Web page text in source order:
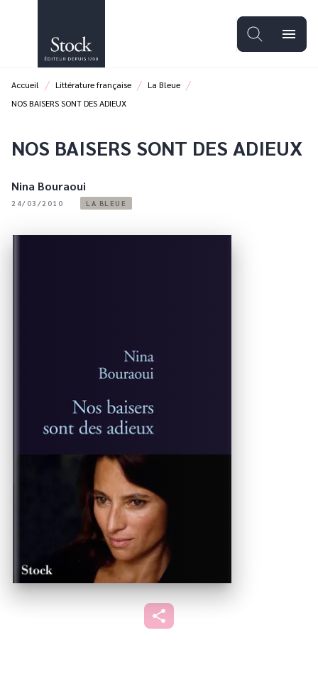
PIED DE PAGE
menu
Accueil / Littérature française / La Bleue /
NOS BAISERS SONT DES ADIEUX
NOS BAISERS SONT DES ADIEUX
Nina Bouraoui
24/03/2010 LA BLEUE